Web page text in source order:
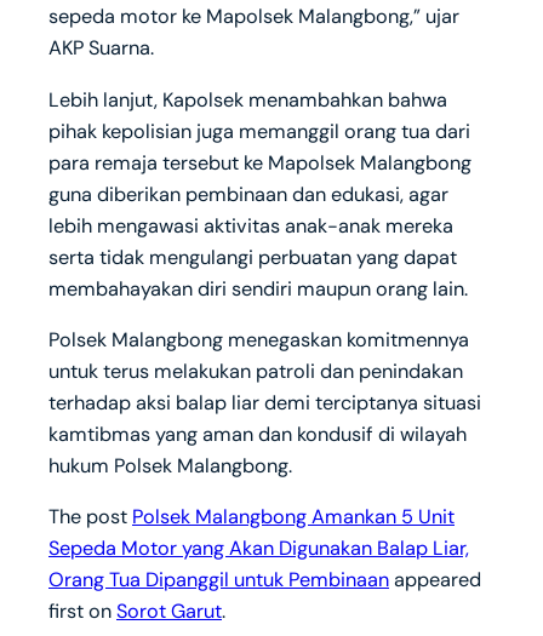
sepeda motor ke Mapolsek Malangbong,” ujar
AKP Suarna.
Lebih lanjut, Kapolsek menambahkan bahwa
pihak kepolisian juga memanggil orang tua dari
para remaja tersebut ke Mapolsek Malangbong
guna diberikan pembinaan dan edukasi, agar
lebih mengawasi aktivitas anak-anak mereka
serta tidak mengulangi perbuatan yang dapat
membahayakan diri sendiri maupun orang lain.
Polsek Malangbong menegaskan komitmennya
untuk terus melakukan patroli dan penindakan
terhadap aksi balap liar demi terciptanya situasi
kamtibmas yang aman dan kondusif di wilayah
hukum Polsek Malangbong.
The post Polsek Malangbong Amankan 5 Unit
Sepeda Motor yang Akan Digunakan Balap Liar,
Orang Tua Dipanggil untuk Pembinaanappeared
first onSorot Garut.